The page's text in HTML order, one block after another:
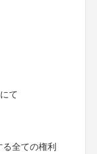
て
全ての権利